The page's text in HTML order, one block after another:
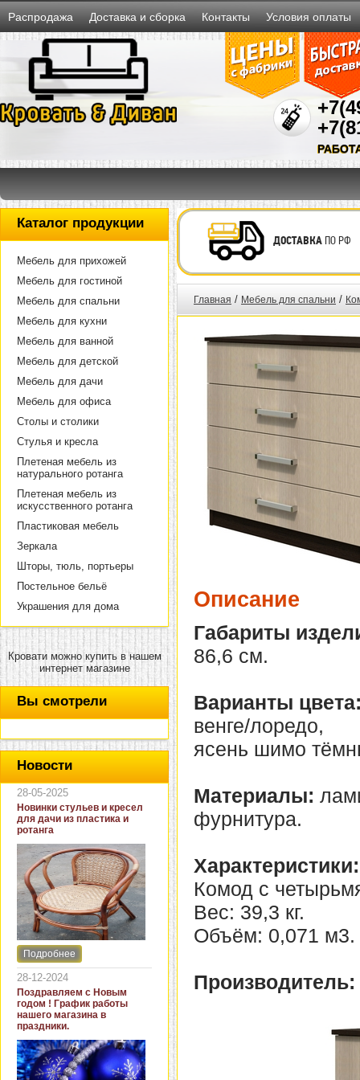
Распродажа Доставка и сборка Контакты Условия оплаты
Каталог продукции
Мебель для прихожей
Мебель для гостиной
Мебель для спальни
Мебель для кухни
Мебель для ванной
Мебель для детской
Мебель для дачи
Мебель для офиса
Столы и столики
Стулья и кресла
Плетеная мебель из
натурального ротанга
Плетеная мебель из
искусственного ротанга
Пластиковая мебель
Зеркала
Шторы, тюль, портьеры
Постельное бельё
Украшения для дома
Кровати можно купить в нашем
интернет магазине
Вы смотрели
Новости
28-05-2025
Новинки стульев и кресел
для дачи из пластика и
ротанга
Интернет-магазин "Кровать
и диван" представляет
новинки стульев и кресел
для дачи. В ассортименте
представлены как
бюджетные модели из
пластика для дачи, так и
кресла для загородных
домов из натурального и
искусственного ротанга.
Подробнее
28-12-2024
Поздравляем с Новым
годом ! График работы
нашего магазина в
праздники.
ДОСТАВКАПО РФ
Главная / Мебель для спальни /
Описание
Габариты
86,6 см.
Варианты
венге/лоредо,
ясень шимо
Материалы:
фурнитура.
Характеристики:
Комод с
Вес: 39,3 кг.
Объём: 0,071 м3.
Производитель: